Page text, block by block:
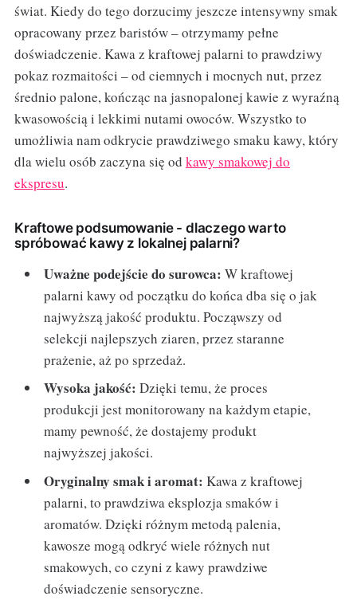
świat. Kiedy do tego dorzucimy jeszcze intensywny smak
opracowany przez baristów – otrzymamy pełne
doświadczenie. Kawa z kraftowej palarni to prawdziwy
pokaz rozmaitości – od ciemnych i mocnych nut, przez
średnio palone, kończąc na jasnopalonej kawie z wyraźną
kwasowością i lekkimi nutami owoców. Wszystko to
umożliwia nam odkrycie prawdziwego smaku kawy, który
dla wielu osób zaczyna się od kawy smakowej do
ekspresu.
Kraftowe podsumowanie - dlaczego warto
spróbować kawy z lokalnej palarni?
Uważne podejście do surowca: W kraftowej
palarni kawy od początku do końca dba się o jak
najwyższą jakość produktu. Począwszy od
selekcji najlepszych ziaren, przez staranne
prażenie, aż po sprzedaż.
Wysoka jakość: Dzięki temu, że proces
produkcji jest monitorowany na każdym etapie,
mamy pewność, że dostajemy produkt
najwyższej jakości.
Oryginalny smak i aromat: Kawa z kraftowej
palarni, to prawdziwa eksplozja smaków i
aromatów. Dzięki różnym metodą palenia,
kawosze mogą odkryć wiele różnych nut
smakowych, co czyni z kawy prawdziwe
doświadczenie sensoryczne.